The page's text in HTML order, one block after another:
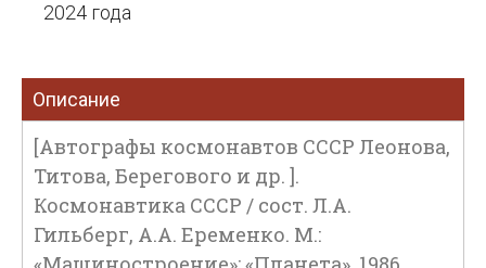
2024 года
Описание
[Автографы космонавтов СССР Леонова,
Титова, Берегового и др. ].
Космонавтика СССР / сост. Л.А.
Гильберг, А.А. Еременко. М.: